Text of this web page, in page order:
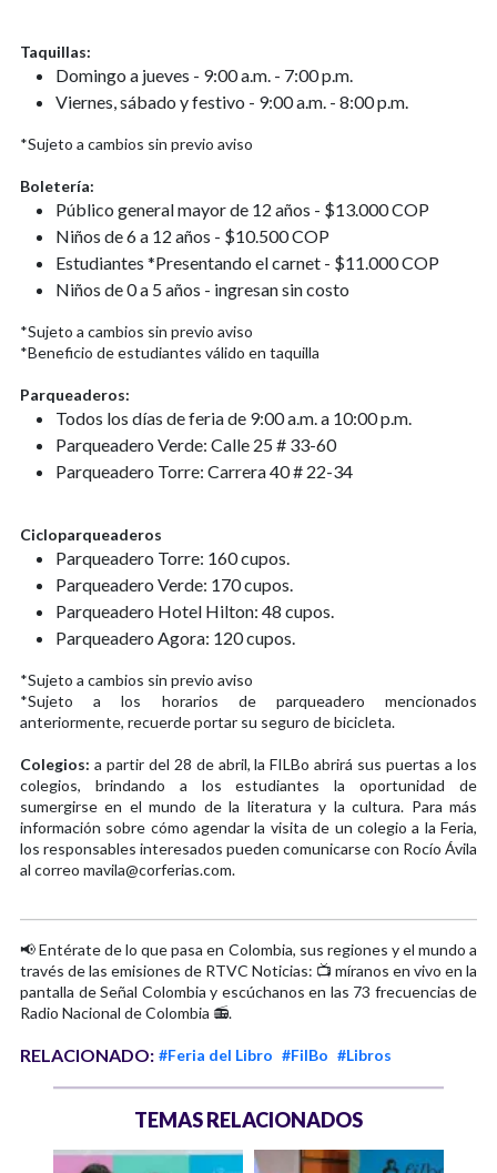
Taquillas:
Domingo a jueves - 9:00 a.m. - 7:00 p.m.
Viernes, sábado y festivo - 9:00 a.m. - 8:00 p.m.
*Sujeto a cambios sin previo aviso
Boletería:
Público general mayor de 12 años - $13.000 COP
Niños de 6 a 12 años - $10.500 COP
Estudiantes *Presentando el carnet - $11.000 COP
Niños de 0 a 5 años - ingresan sin costo
*Sujeto a cambios sin previo aviso
*Beneficio de estudiantes válido en taquilla
Parqueaderos:
Todos los días de feria de 9:00 a.m. a 10:00 p.m.
Parqueadero Verde: Calle 25 # 33-60
Parqueadero Torre: Carrera 40 # 22-34
Cicloparqueaderos
Parqueadero Torre: 160 cupos.
Parqueadero Verde: 170 cupos.
Parqueadero Hotel Hilton: 48 cupos.
Parqueadero Agora: 120 cupos.
*Sujeto a cambios sin previo aviso
*Sujeto a los horarios de parqueadero mencionados
anteriormente, recuerde portar su seguro de bicicleta.
Colegios: a partir del 28 de abril, la FILBo abrirá sus puertas a los
colegios, brindando a los estudiantes la oportunidad de
sumergirse en el mundo de la literatura y la cultura. Para más
información sobre cómo agendar la visita de un colegio a la Feria,
los responsables interesados pueden comunicarse con Rocío Ávila
al correo mavila@corferias.com.
📢 Entérate de lo que pasa en Colombia, sus regiones y el mundo a
través de las emisiones de RTVC Noticias: 📺 míranos en vivo en la
pantalla de Señal Colombia y escúchanos en las 73 frecuencias de
Radio Nacional de Colombia 📻.
RELACIONADO: #Feria del Libro #FilBo #Libros
TEMAS RELACIONADOS